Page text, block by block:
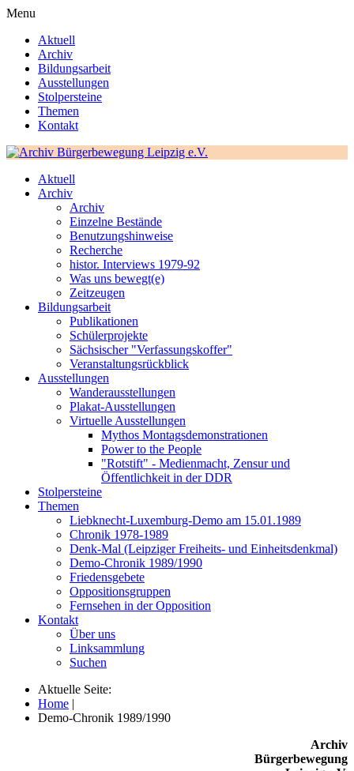
Menu
Aktuell
Archiv
Bildungsarbeit
Ausstellungen
Stolpersteine
Themen
Kontakt
Aktuell
Archiv
Archiv
Einzelne Bestände
Benutzungshinweise
Recherche
histor. Interviews 1979-92
Was uns bewegt(e)
Zeitzeugen
Bildungsarbeit
Publikationen
Schülerprojekte
Sächsischer "Verfassungskoffer"
Veranstaltungsrückblick
Ausstellungen
Wanderausstellungen
Plakat-Ausstellungen
Virtuelle Ausstellungen
Mythos Montagsdemonstrationen
Power to the People
"Rotstift" - Medienmacht, Zensur und
Öffentlichkeit in der DDR
Stolpersteine
Themen
Liebknecht-Luxemburg-Demo am 15.01.1989
Chronik 1978-1989
Denk-Mal (Leipziger Freiheits- und Einheitsdenkmal)
Demo-Chronik 1989/1990
Friedensgebete
Oppositionsgruppen
Fernsehen in der Opposition
Kontakt
Über uns
Linksammlung
Suchen
Aktuelle Seite:
Home |
Demo-Chronik 1989/1990
Archiv
Bürgerbewegung